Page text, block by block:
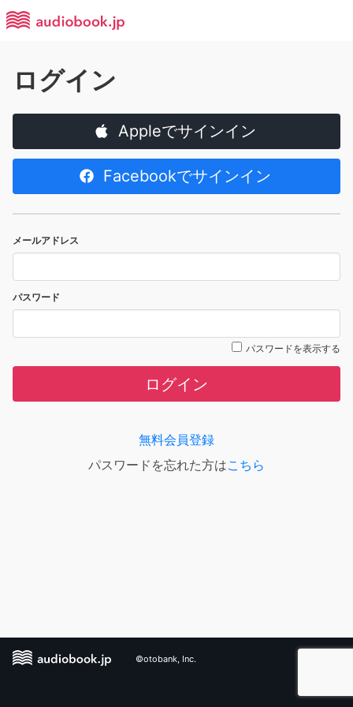
ログイン
Appleでサインイン
Facebookでサインイン
メールアドレス
パスワード
パスワードを表示する
ログイン
無料会員登録
パスワードを忘れた方はこちら
©otobank, Inc.